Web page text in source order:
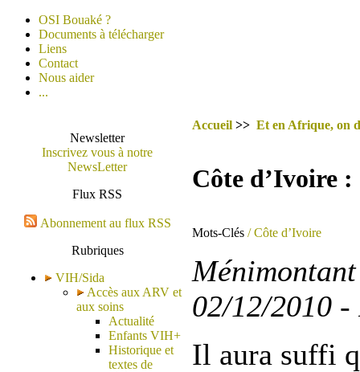
OSI Bouaké ?
Documents à télécharger
Liens
Contact
Nous aider
...
Newsletter
Inscrivez vous à notre
NewsLetter
Flux RSS
Abonnement au flux RSS
Rubriques
VIH/Sida
Accès aux ARV et
aux soins
Actualité
Enfants VIH+
Historique et
textes de
Accueil >> Et en Afrique, on
Côte d’Ivoire
Mots-Clés / Côte d’Ivoire
02/12/2010
Il aura suffi